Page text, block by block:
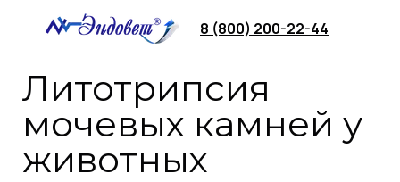
8 (800) 200-22-44
Литотрипсия
мочевых камней у
животных